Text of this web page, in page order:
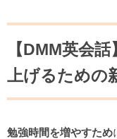
【DMM英会
上げるための
勉強時間を増やすため